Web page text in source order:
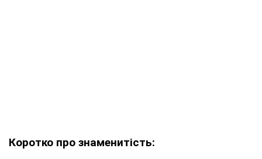
Коротко про знаменитість: